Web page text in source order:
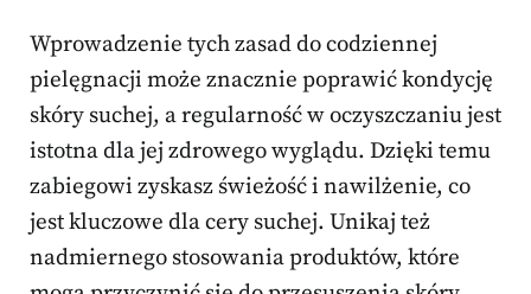
Wprowadzenie tych zasad do codziennej
pielęgnacji może znacznie poprawić kondycję
skóry suchej, a regularność w oczyszczaniu jest
istotna dla jej zdrowego wyglądu. Dzięki temu
zabiegowi zyskasz świeżość i nawilżenie, co
jest kluczowe dla cery suchej. Unikaj też
nadmiernego stosowania produktów, które